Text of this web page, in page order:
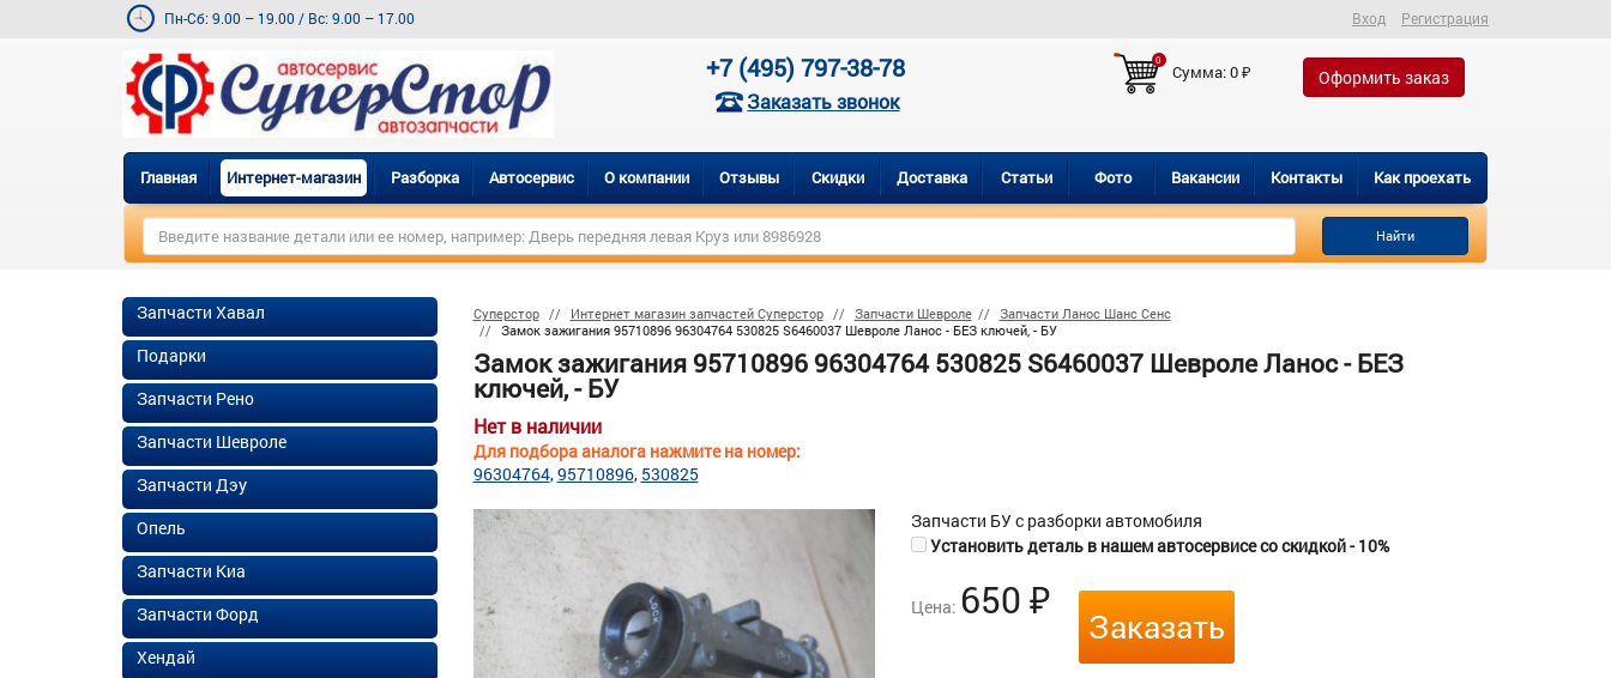
Пн-Сб: 9.00 – 19.00 / Вс: 9.00 – 17.00 Вход Регистрация
+7 (495) 797-38-78
Заказать звонок
0
Сумма:0₽ Оформить заказ
Главная Интернет-магазин Разборка Автосервис О компании Отзывы Скидки Доставка Статьи Фото Вакансии Контакты Как проехать
Найти
Суперстор Интернет магазин запчастей Суперстор Запчасти Шевроле
Запчасти Ланос Шанс Сенс
Замок зажигания 95710896 96304764 530825 S6460037 Шевроле Ланос - БЕЗ ключей, - БУ
Замок зажигания 95710896 96304764 530825 S6460037 Шевроле Ланос - БЕЗ
ключей, - БУ
Нет в наличии
Для подбора аналога нажмите на номер:
96304764 95710896 530825
Запчасти БУ с разборки автомобиля
Установить деталь в нашем автосервисе со скидкой - 10%
Цена: 650₽
Заказать
Запчасти Хавал
Подарки
Запчасти Рено
Запчасти Шевроле
Запчасти Дэу
Опель
Запчасти Киа
Запчасти Форд
Хендай